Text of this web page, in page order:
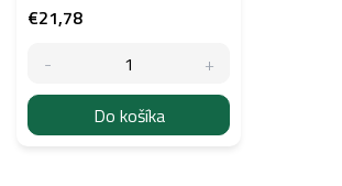
€21,78
Do košíka